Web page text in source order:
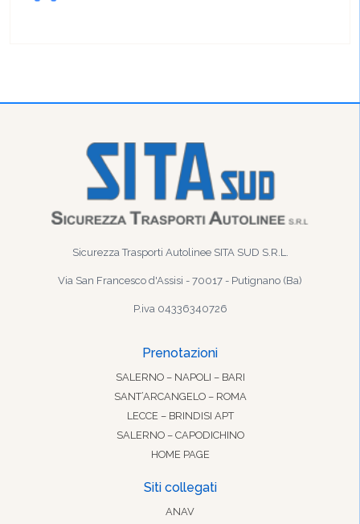
Sicurezza Trasporti Autolinee SITA SUD S.R.L.
Via San Francesco d'Assisi - 70017 - Putignano (Ba)
P.iva 04336340726
Prenotazioni
SALERNO – NAPOLI – BARI
SANT’ARCANGELO – ROMA
LECCE – BRINDISI APT
SALERNO – CAPODICHINO
HOME PAGE
Siti collegati
ANAV